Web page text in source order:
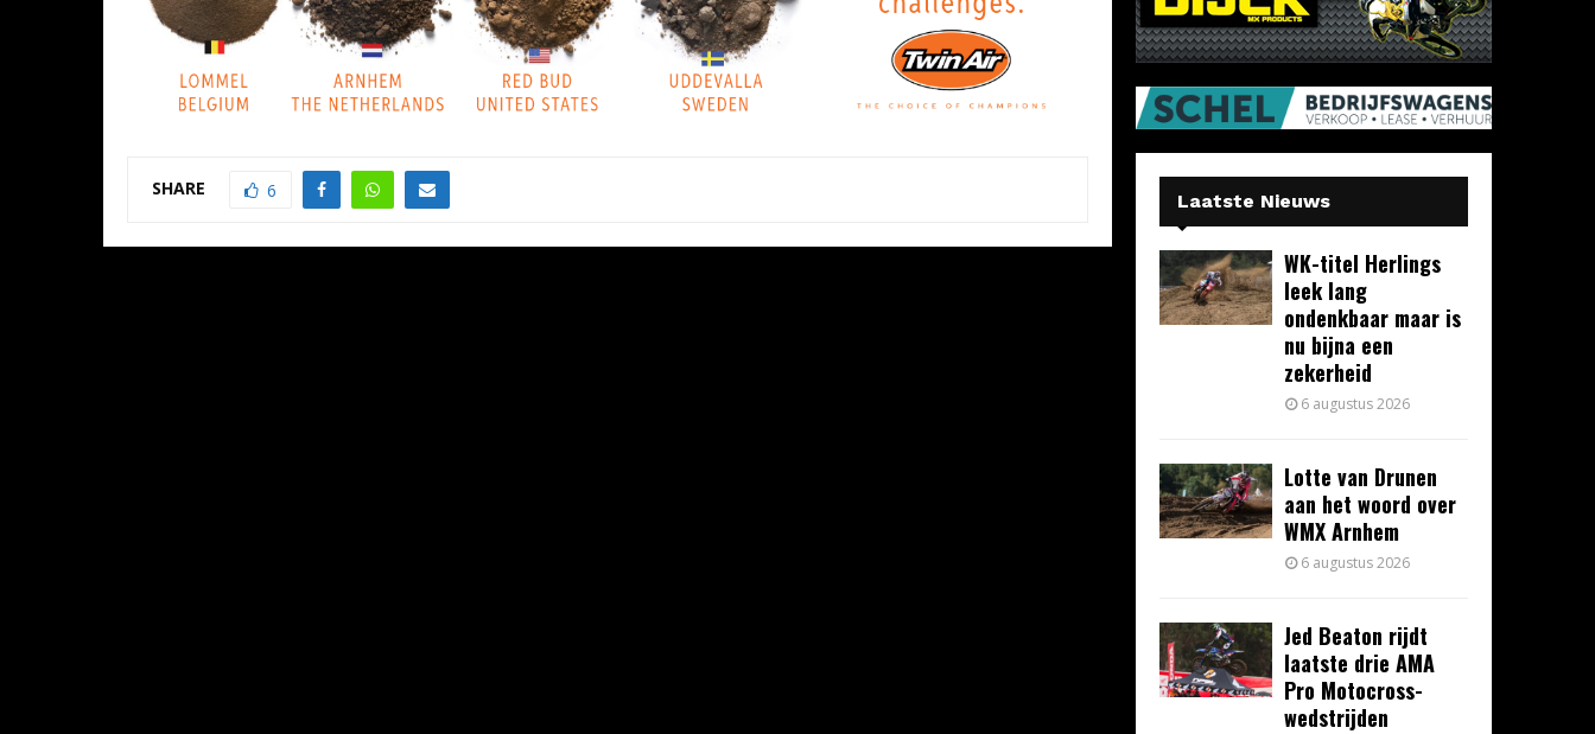
SHARE 6 Laatste Nieuws
WK-titel Herlings
leek lang
ondenkbaar maar is
nu bijna een
zekerheid
6 augustus 2026
Lotte van Drunen
aan het woord over
WMX Arnhem
6 augustus 2026
Jed Beaton rijdt
laatste drie AMA
Pro Motocross-
wedstrijden